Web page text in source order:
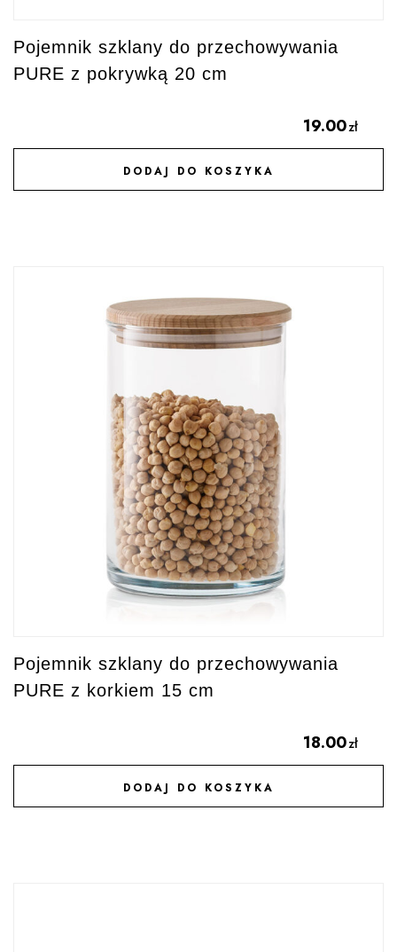
Pojemnik szklany do przechowywania
PURE z pokrywką 20 cm
19.00zł
DODAJ DO KOSZYKA
DODAJ DO ULUBIONYCH
Pojemnik szklany do przechowywania
PURE z korkiem 15 cm
18.00zł
DODAJ DO KOSZYKA
DODAJ DO ULUBIONYCH